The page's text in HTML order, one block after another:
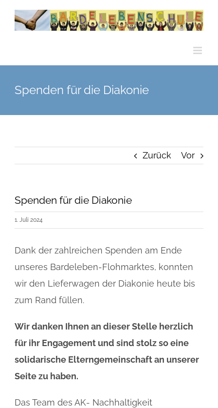
Zum
Inhalt
Spenden für die Diakonie
Zurück Vor
Spenden für die Diakonie
1. Juli 2024
Dank der zahlreichen Spenden am Ende
unseres Bardeleben-Flohmarktes, konnten
wir den Lieferwagen der Diakonie heute bis
zum Rand füllen.
Wir danken Ihnen an dieser Stelle herzlich
für ihr Engagement und sind stolz so eine
solidarische Elterngemeinschaft an unserer
Seite zu haben.
Das Team des AK- Nachhaltigkeit